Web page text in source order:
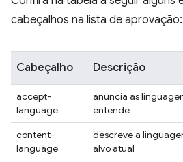
cabeçalhos na lista de aprovação:
Cabeçalho Descrição
accept-
language
anuncia as
entende
content-
language
descreve a
alvo atual